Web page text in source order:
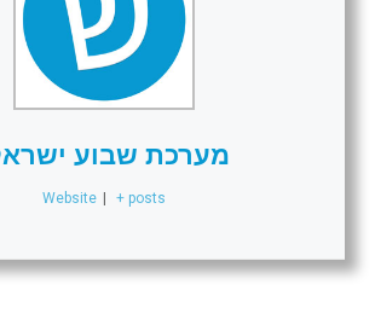
מערכת שבוע
Website | + posts